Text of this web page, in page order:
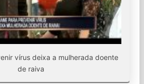
vírus deixa a mulherada doente
de raiva